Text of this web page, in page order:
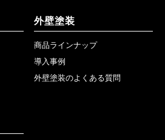
外壁塗装
商品ラインナップ
導入事例
外壁塗装のよくある質問